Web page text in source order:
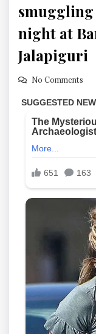
night at
Jalapiguri
No Comments